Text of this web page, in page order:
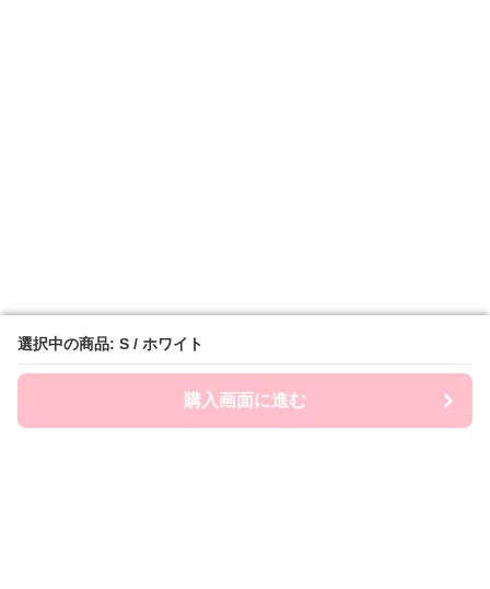
選択中の商品: S / ホワイト
購入画面に進む
選択中の商品: S / ホワイト
購入画面に進む